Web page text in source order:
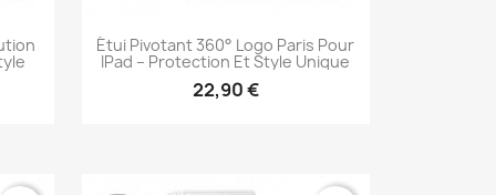
Étui Pivotant 360° Logo Paris Pour
IPad – Protection Et Style Unique
22,90 €